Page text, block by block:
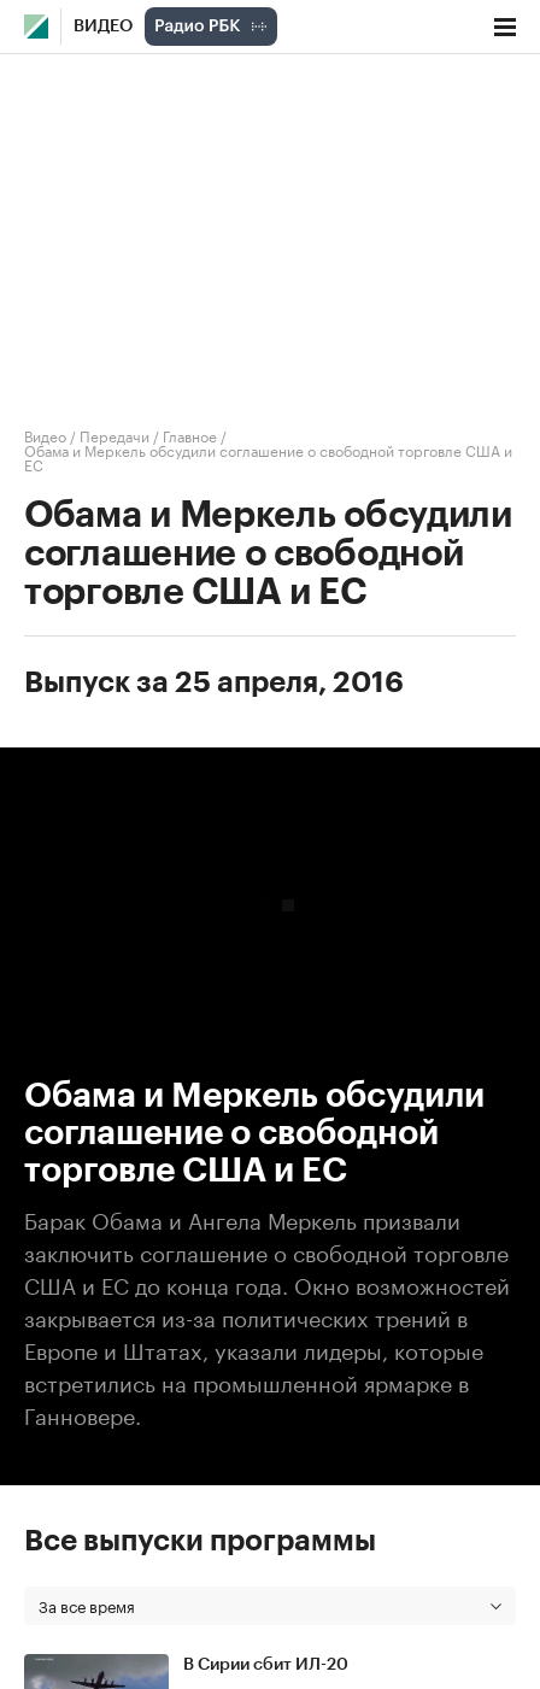
ВИДЕО
Видео / Передачи / Главное /
Обама и Меркель обсудили соглашение о свободной торговле США и
ЕС
Обама и Меркель обсудили
соглашение о свободной
торговле США и ЕС
Выпуск за 25 апреля, 2016
Обама и Меркель обсудили
соглашение о свободной
торговле США и ЕС
Барак Обама и Ангела Меркель призвали
заключить соглашение о свободной торговле
США и ЕС до конца года. Окно возможностей
закрывается из-за политических трений в
Европе и Штатах, указали лидеры, которые
встретились на промышленной ярмарке в
Ганновере.
Все выпуски программы
За все время
В Сирии сбит ИЛ-20